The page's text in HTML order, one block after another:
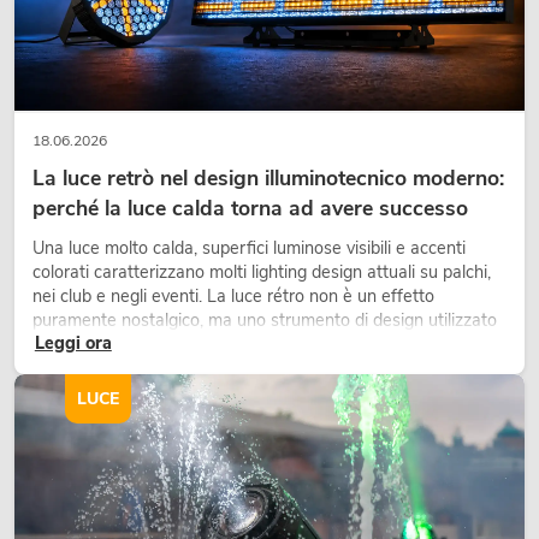
Avete ancora domande sui nostri prodotti del settore “Audio”, sulle
tecniche di amplificazione professionale o sugli altoparlanti con un suono
eccezionale? Allora contattate il nostro personale qualificato. Saremo lieti
di fornirvi consulenza sulla nostra gamma OMNITRONIC o sulla
tecnologia audio a vostra disposizione.
18.06.2026
La luce retrò nel design illuminotecnico moderno:
perché la luce calda torna ad avere successo
Una luce molto calda, superfici luminose visibili e accenti
colorati caratterizzano molti lighting design attuali su palchi,
nei club e negli eventi. La luce rétro non è un effetto
puramente nostalgico, ma uno strumento di design utilizzato
in modo consapevole: crea atmosfera, dona carattere alle
Leggi ora
LUCE